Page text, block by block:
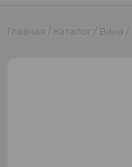
Главная Каталог Вина